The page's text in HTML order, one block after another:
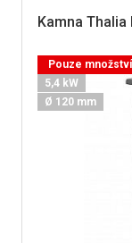
Kamna Thalia
Pouze
5,4 kW
Ø 120 mm